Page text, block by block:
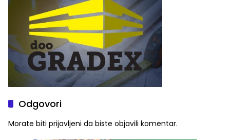
Odgovori
Morate biti prijavljeni da biste objavili komentar.